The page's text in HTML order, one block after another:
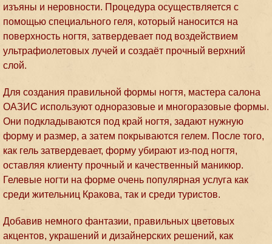
изъяны и неровности. Процедура осуществляется с
помощью специального геля, который наносится на
поверхность ногтя, затвердевает под воздействием
ультрафиолетовых лучей и создаёт прочный верхний
слой.
Для создания правильной формы ногтя, мастера салона
ОАЗИС используют одноразовые и многоразовые формы.
Они подкладываются под край ногтя, задают нужную
форму и размер, а затем покрываются гелем. После того,
как гель затвердевает, форму убирают из-под ногтя,
оставляя клиенту прочный и качественный маникюр.
Гелевые ногти на форме очень популярная услуга как
среди жительниц Кракова, так и среди туристов.
Добавив немного фантазии, правильных цветовых
акцентов, украшений и дизайнерских решений, как